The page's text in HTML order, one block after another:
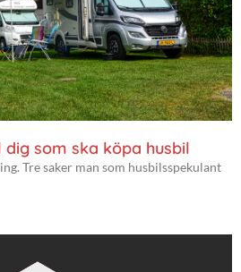
som ska köpa husbil
Tre saker man som husbilsspekulant